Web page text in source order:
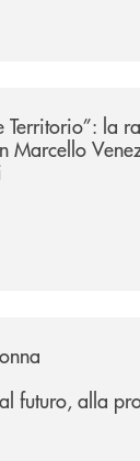
Territorio”: la
Marcello
futuro, alla